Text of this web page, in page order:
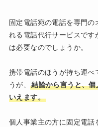
固定電話宛の電話を専門の
れる電話代行サービスで
は必要なのでしょうか。
携帯電話のほうが持ち運べ
うが、結論から言うと、
いえます。
個人事業主の方に固定電話